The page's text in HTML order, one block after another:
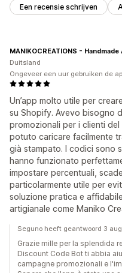
Een recensie schrijven
Un’app molto utile per
su Shopify. Avevo bisogno
promozionali per i clienti
potuto caricare facilmente
già stampato. I codici sono
hanno funzionato
impostare percentuali,
particolarmente utile per
soluzione pratica e
artigianale come Maniko
MANIKOCREATIONS - Handmade
Duitsland
Ongeveer een uur gebruiken de
Seguno heeft geantwoord 3
Grazie mille per la splendida
Discount Code Bot ti abbia
campagne promozionali e